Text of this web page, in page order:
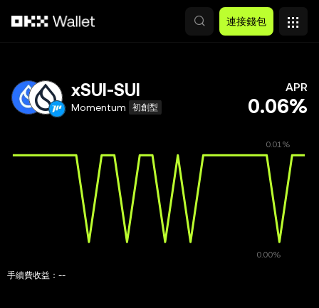
連接錢包
xSUI-SUI
Momentum 初創型
APR
0.06%
手續費收益： --